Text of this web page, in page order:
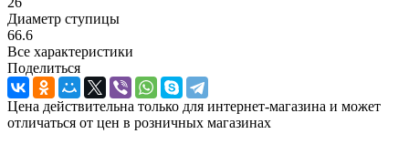
Диаметр ступицы
66.6
Все характеристики
Поделиться
Цена действительна только для интернет-магазина и может
отличаться от цен в розничных магазинах